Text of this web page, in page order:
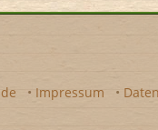
• Impressum •